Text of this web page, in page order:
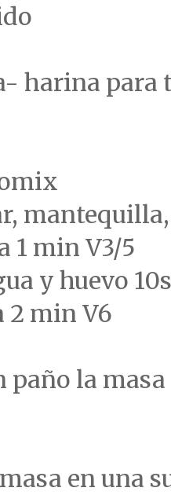
harina para
mantequilla,
1 min V3/5
y huevo
2 min V6
paño la
en una